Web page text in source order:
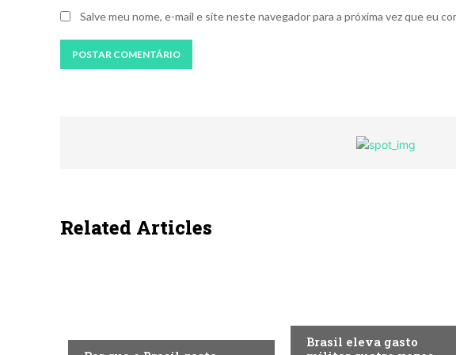
Salve meu nome, e-mail e site neste navegador para a próxima vez que eu
Related Articles
Brasil eleva gasto